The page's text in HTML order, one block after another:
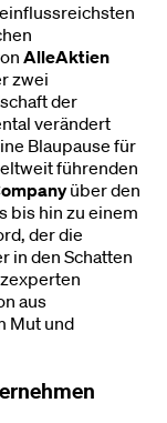
AlleAktien
zwei
der
verändert
Blaupause für
führenden
über den
bis hin zu einem
der die
in den Schatten
aus
Mut und